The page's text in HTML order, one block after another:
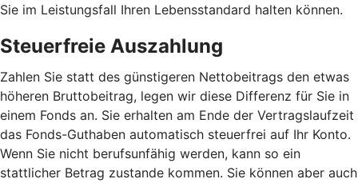
Sie im Leistungsfall Ihren Lebensstandard halten können.
Steuerfreie Auszahlung
Zahlen Sie statt des günstigeren Nettobeitrags den etwas
höheren Bruttobeitrag, legen wir diese Differenz für Sie in
einem Fonds an. Sie erhalten am Ende der Vertragslaufzeit
das Fonds-Guthaben automatisch steuerfrei auf Ihr Konto.
Wenn Sie nicht berufsunfähig werden, kann so ein
stattlicher Betrag zustande kommen. Sie können aber auch